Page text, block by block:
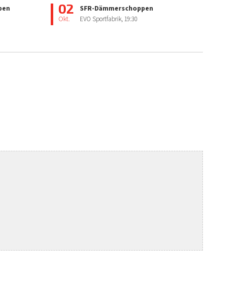
02
Okt.
SFR-Dämmerschoppen
EVO Sportfabrik, 19:30